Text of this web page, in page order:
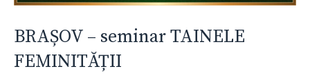
BRAȘOV – seminar TAINELE
FEMINITĂȚII